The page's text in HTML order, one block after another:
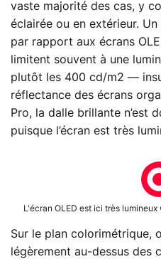
vaste majorité des cas, y
éclairée ou en extérieur.
par rapport aux écrans
limitent souvent à une
plutôt les 400 cd/m2 —
réflectance des écrans
Pro, la dalle brillante n’est
puisque l’écran est très
L'écran OLED est ici très
Sur le plan colorimétrique,
légèrement au-dessus des